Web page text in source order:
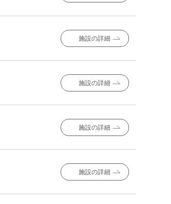
施設の詳細
施設の詳細
施設の詳細
施設の詳細